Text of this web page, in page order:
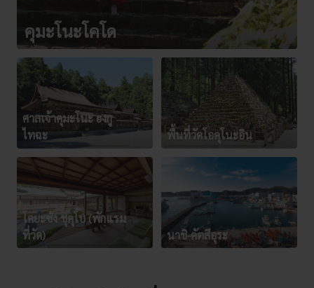
คุมะโนะโคโด
ศาลเจ้าคุมะโนะ ฮงกู
ไทฉะ
พื้นที่วัดโอคุโนะอิน
โคยะซัง ชุคุโบ (พักแรม
ที่วัด)
นาชิ-คัตสึอุระ